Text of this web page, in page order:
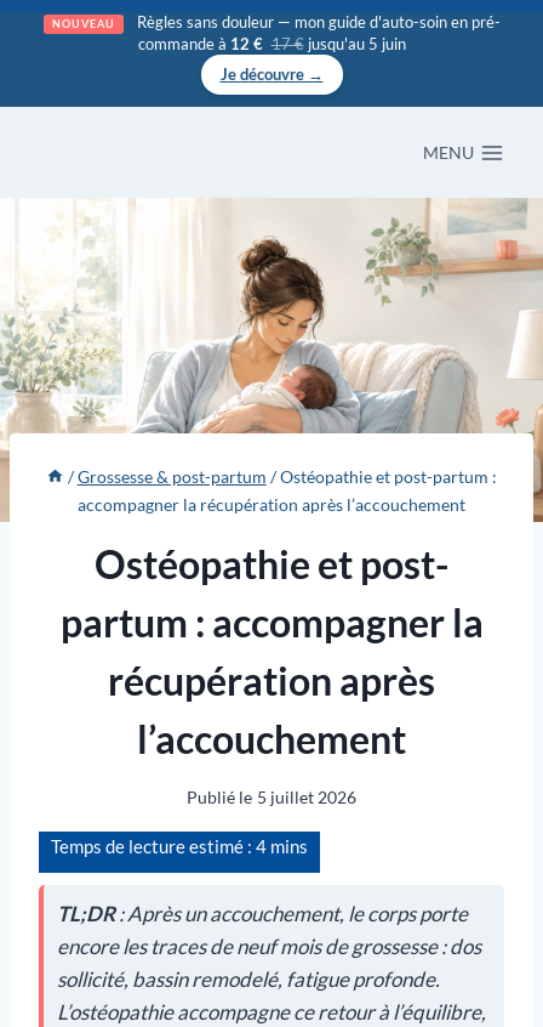
NOUVEAU
Règles sans douleur — mon guide d'auto-soin en pré-
commande à 12 € 17 €jusqu'au 5 juin
Je découvre →
MENU
/Grossesse & post-partum /Ostéopathie et post-partum :
accompagner la récupération après l’accouchement
Ostéopathie et post-
partum : accompagner la
récupération après
l’accouchement
Publié le 5 juillet 2026
TL;DR: Après un accouchement, le corps porte
encore les traces de neuf mois de grossesse : dos
sollicité, bassin remodelé, fatigue profonde.
L’ostéopathie accompagne ce retour à l’équilibre,